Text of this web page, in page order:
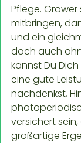
Pflege.
mitbringen,
und ein
doch auch
kannst Du
eine gute
nachdenkst,
versichert
großartige